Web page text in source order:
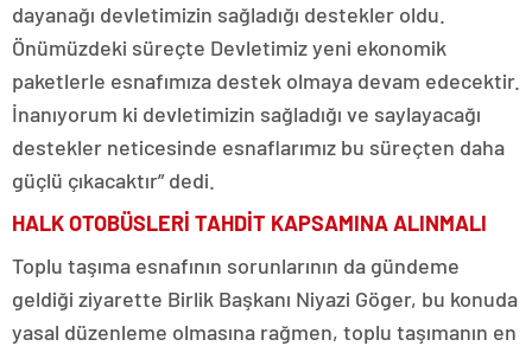
dayanağı devletimizin sağladığı destekler oldu.
Önümüzdeki süreçte Devletimiz yeni ekonomik
paketlerle esnafımıza destek olmaya devam edecektir.
İnanıyorum ki devletimizin sağladığı ve saylayacağı
destekler neticesinde esnaflarımız bu süreçten daha
güçlü çıkacaktır” dedi.
HALK OTOBÜSLERİ TAHDİT KAPSAMINA ALINMALI
Toplu taşıma esnafının sorunlarının da gündeme
geldiği ziyarette Birlik Başkanı Niyazi Göger, bu konuda
yasal düzenleme olmasına rağmen, toplu taşımanın en